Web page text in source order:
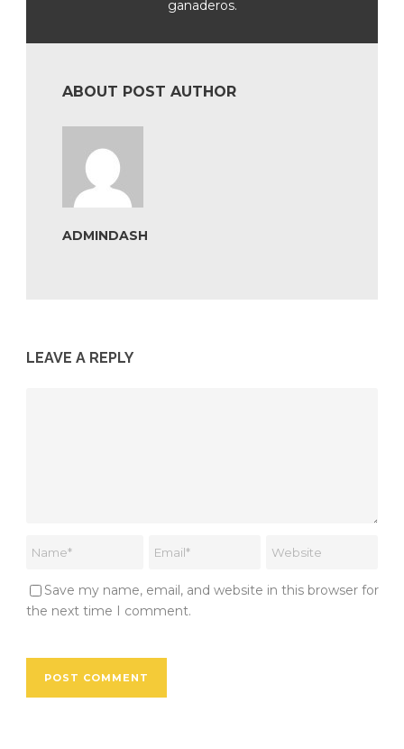
ganaderos.
ABOUT POST AUTHOR
ADMINDASH
LEAVE A REPLY
Save my name, email, and website in this browser for
the next time I comment.